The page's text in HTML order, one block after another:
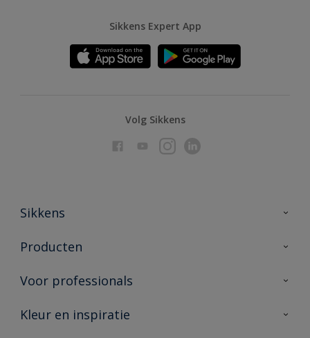
Sikkens Expert App
Volg Sikkens
Sikkens
Over Sikkens
Duurzaamheid
Producten
Producten voor binnen
Vind je verkooppunt
Voor professionals
Advies & service
Kleur en inspiratie